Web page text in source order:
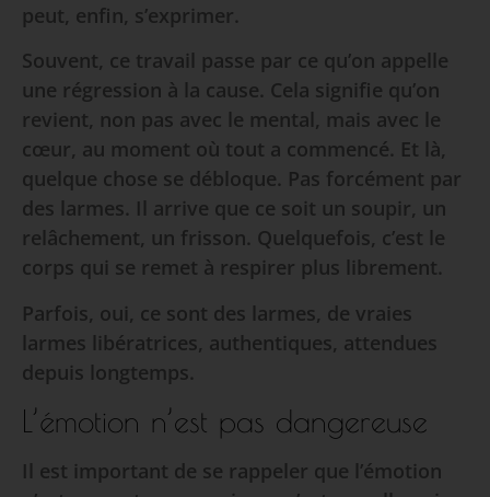
peut, enfin, s’exprimer.
Souvent, ce travail passe par ce qu’on appelle
une régression à la cause. Cela signifie qu’on
revient, non pas avec le mental, mais avec le
cœur, au moment où tout a commencé. Et là,
quelque chose se débloque. Pas forcément par
des larmes. Il arrive que ce soit un soupir, un
relâchement, un frisson. Quelquefois, c’est le
corps qui se remet à respirer plus librement.
Parfois, oui, ce sont des larmes, de vraies
larmes libératrices, authentiques, attendues
depuis longtemps.
L’émotion n’est pas dangereuse
Il est important de se rappeler que l’émotion